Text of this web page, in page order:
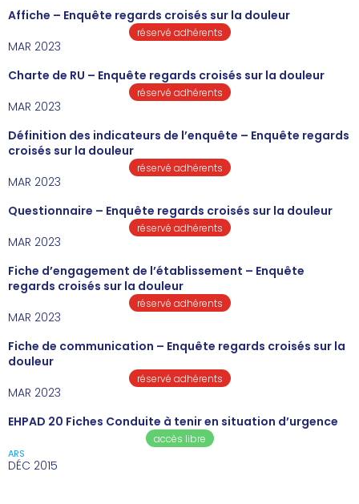
Affiche – Enquête regards croisés sur la douleur
réservé adhérents
MAR 2023
Charte de RU – Enquête regards croisés sur la douleur
réservé adhérents
MAR 2023
Définition des indicateurs de l’enquête – Enquête regards
croisés sur la douleur
réservé adhérents
MAR 2023
Questionnaire – Enquête regards croisés sur la douleur
réservé adhérents
MAR 2023
Fiche d’engagement de l’établissement – Enquête
regards croisés sur la douleur
réservé adhérents
MAR 2023
Fiche de communication – Enquête regards croisés sur la
douleur
réservé adhérents
MAR 2023
EHPAD 20 Fiches Conduite à tenir en situation d’urgence
accès libre
ARS
DÉC 2015